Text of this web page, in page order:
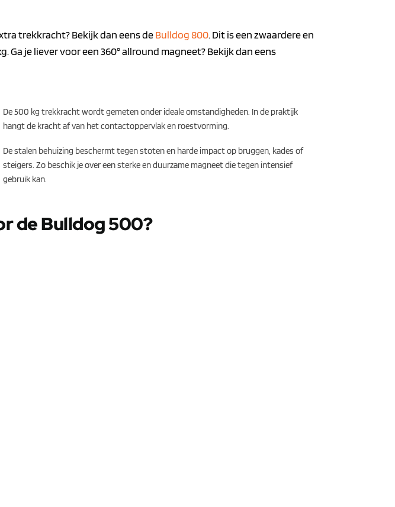
trekkracht? Bekijk dan eens deBulldog 800. Dit is een zwaardere en
je liever voor een 360° allround magneet? Bekijk dan eens
De 500 kg trekkracht wordt gemeten onder ideale omstandigheden. In de praktijk
hangt de kracht af van het contactoppervlak en roestvorming.
De stalen behuizing beschermt tegen stoten en harde impact op bruggen, kades of
steigers. Zo beschik je over een sterke en duurzame magneet die tegen intensief
gebruik kan.
de Bulldog 500?